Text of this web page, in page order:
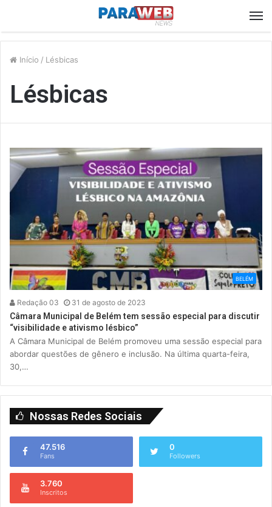
Início / Lésbicas
Lésbicas
BELÉM
Redação 03 31 de agosto de 2023
Câmara Municipal de Belém tem sessão especial para discutir
“visibilidade e ativismo lésbico”
A Câmara Municipal de Belém promoveu uma sessão especial para
abordar questões de gênero e inclusão. Na última quarta-feira,
30,…
Nossas Redes Sociais
47.516
Fans
0
Followers
3.760
Inscritos